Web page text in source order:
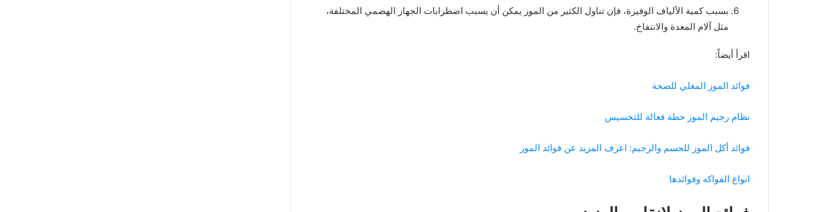
بسبب كمية الألياف الوفيرة، فإن تناول الكثير من الموز يمكن أن يسبب اضطرابات الجهاز الهضمي المختلفة،
مثل آلام المعدة والانتفاخ.
اقرأ أيضاً:
فوائد الموز المغلي للصحة
نظام رجيم الموز خطة فعالة للتخسيس
فوائد أكل الموز للجسم والرجيم: اعرف المزيد عن فوائد الموز
انواع الفواكه وفوائدها